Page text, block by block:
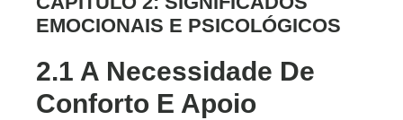
EMOCIONAIS E PSICOLÓGICOS
2.1 A Necessidade De
Conforto E Apoio